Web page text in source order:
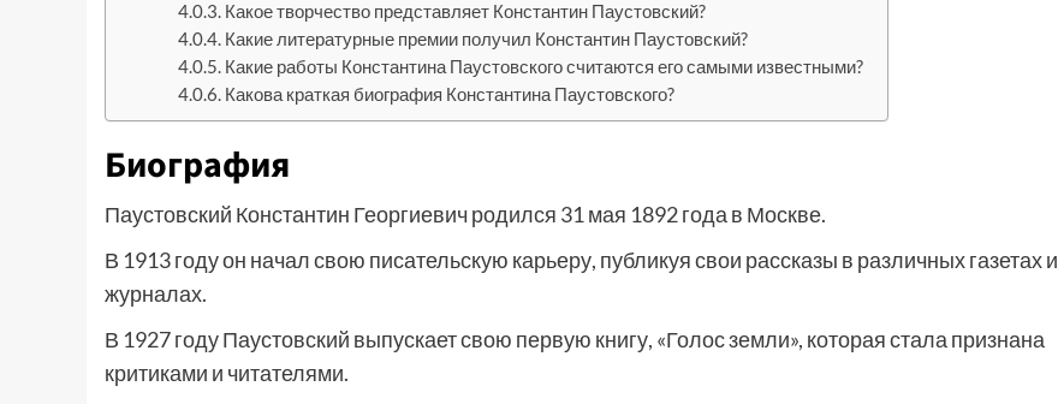
Какое творчество представляет Константин Паустовский?
Какие литературные премии получил Константин Паустовский?
Какие работы Константина Паустовского считаются его самыми известными?
Какова краткая биография Константина Паустовского?
Биография
Паустовский Константин Георгиевич родился 31 мая 1892 года в Москве.
В 1913 году он начал свою писательскую карьеру, публикуя свои рассказы в различных газетах и
журналах.
В 1927 году Паустовский выпускает свою первую книгу, «Голос земли», которая стала признана
критиками и читателями.